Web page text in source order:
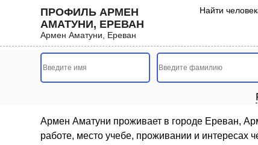
ПРОФИЛЬ АРМЕН
АМАТУНИ, ЕРЕВАН
Армен Аматуни, Ереван
Найти
Армен Аматуни проживает в городе Ереван,
работе, место учебе, проживании и интересах